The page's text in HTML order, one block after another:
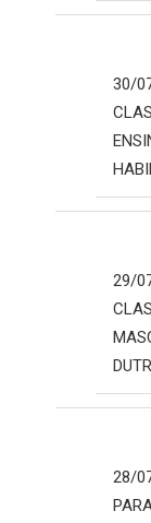
30/
29/
28/